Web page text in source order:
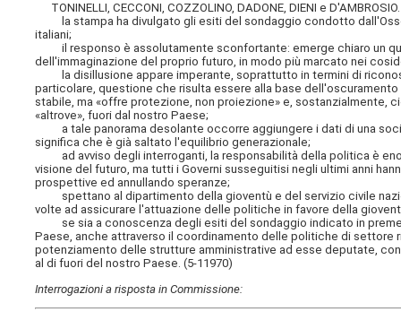
TONINELLI, CECCONI, COZZOLINO, DADONE, DIENI e
la stampa ha divulgato gli esiti del sondaggio condotto
italiani;
il responso è assolutamente sconfortante: emerge chiaro un
dell'immaginazione del proprio futuro, in modo più marcato nei
la disillusione appare imperante, soprattutto in termini di
particolare, questione che risulta essere alla base
stabile, ma «offre protezione, non proiezione» e, sostanzialmente,
«altrove», fuori dal nostro Paese;
a tale panorama desolante occorre aggiungere i dati di una
significa che è già saltato l'equilibrio generazionale;
ad avviso degli interroganti, la responsabilità della politica è
visione del futuro, ma tutti i Governi susseguitisi negli ultimi anni
prospettive ed annullando speranze;
spettano al dipartimento della gioventù e del servizio civile
volte ad assicurare l'attuazione delle politiche in favore della
se sia a conoscenza degli esiti del sondaggio indicato in
Paese, anche attraverso il coordinamento delle politiche di
potenziamento delle strutture amministrative ad esse deputate,
al di fuori del nostro Paese. (5-11970)
Interrogazioni a risposta in Commissione: